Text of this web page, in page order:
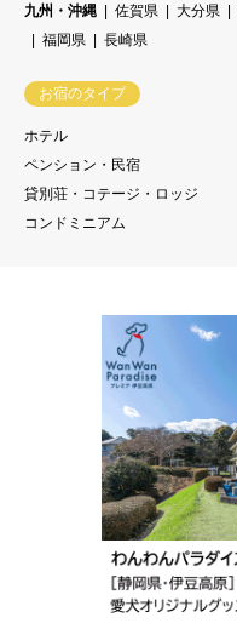
九州・沖縄 佐賀県 大分県
福岡県
長崎県
お宿のタイプ
ホテル
ペンション・民宿
貸別荘・コテージ・ロッジ
コンドミニアム